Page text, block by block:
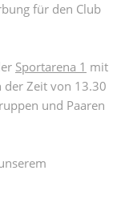
für den Club
Sportarena 1 mit
Zeit von 13.30
und Paaren